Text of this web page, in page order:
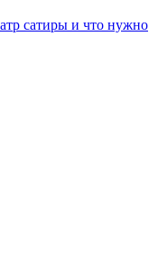
сатиры и что нужно